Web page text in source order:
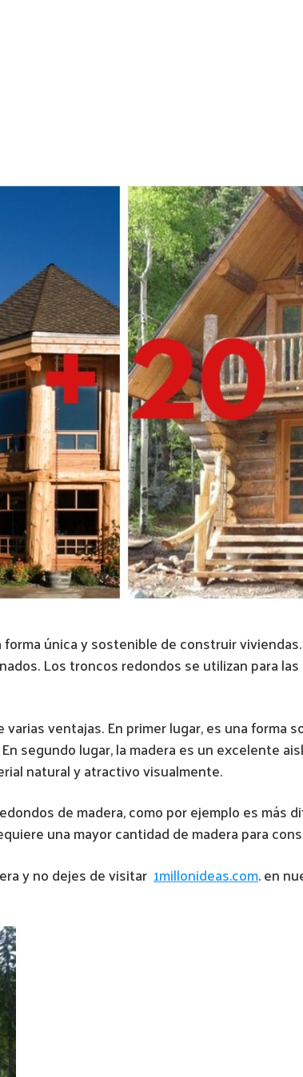
única y sostenible de construir
Los troncos redondos se utilizan para
ventajas. En primer lugar, es una
segundo lugar, la madera es un excelente
natural y atractivo visualmente.
de madera, como por ejemplo es más
una mayor cantidad de madera para
y no dejes de visitar 1millonideas.com. en